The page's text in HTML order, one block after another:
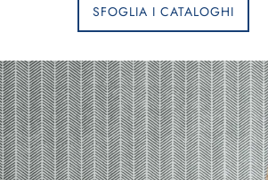
SFOGLIA I CATALOGHI